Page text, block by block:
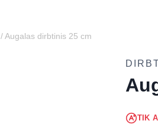
/ Augalas dirbtinis 25 cm
TIK